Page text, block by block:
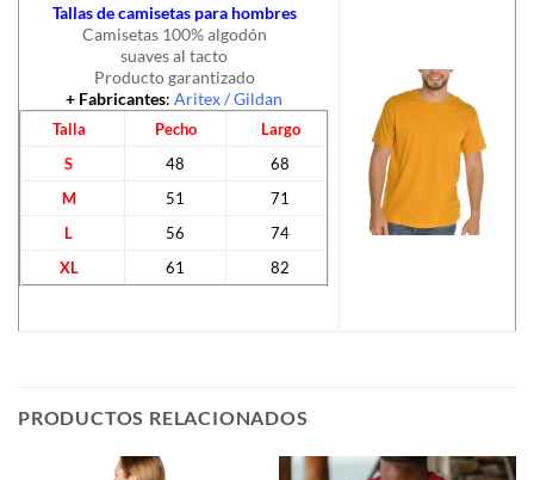
Tallas de camisetas para hombres
Camisetas 100% algodón
suaves al tacto
Producto garantizado
+ Fabricantes:Aritex/Gildan
Talla Pecho
Largo
S
48
68
M
51
71
L
56
74
XL
61 82
PRODUCTOS RELACIONADOS